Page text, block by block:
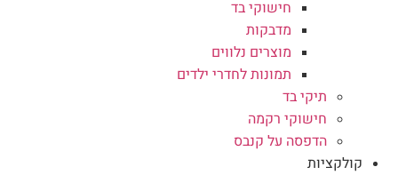
חישוקי בד
מדבקות
מוצרים נלווים
תמונות לחדרי ילדים
תיקי בד
חישוקי רקמה
הדפסה על קנבס
קולקציות